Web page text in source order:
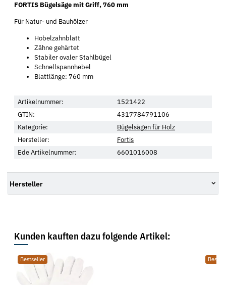
FORTIS Bügelsäge mit Griff, 760 mm
Für Natur- und Bauhölzer
Hobelzahnblatt
Zähne gehärtet
Stabiler ovaler Stahlbügel
Schnellspannhebel
Blattlänge: 760 mm
Artikelnummer:
1521422
GTIN:
4317784791106
Kategorie:
Bügelsägen für Holz
Hersteller:
Fortis
Ede Artikelnummer:
6601016008
Hersteller
Kunden kauften dazu folgende Artikel:
Bestseller